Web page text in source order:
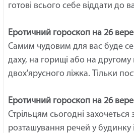
готові всього себе віддати до
Еротичний гороскоп на 26
Самим чудовим для вас буде
даху, на горищі або на другому
двох'ярусного ліжка. Тільки
Еротичний гороскоп на 26
Стрільцям сьогодні захочеться
розташування речей у будинку